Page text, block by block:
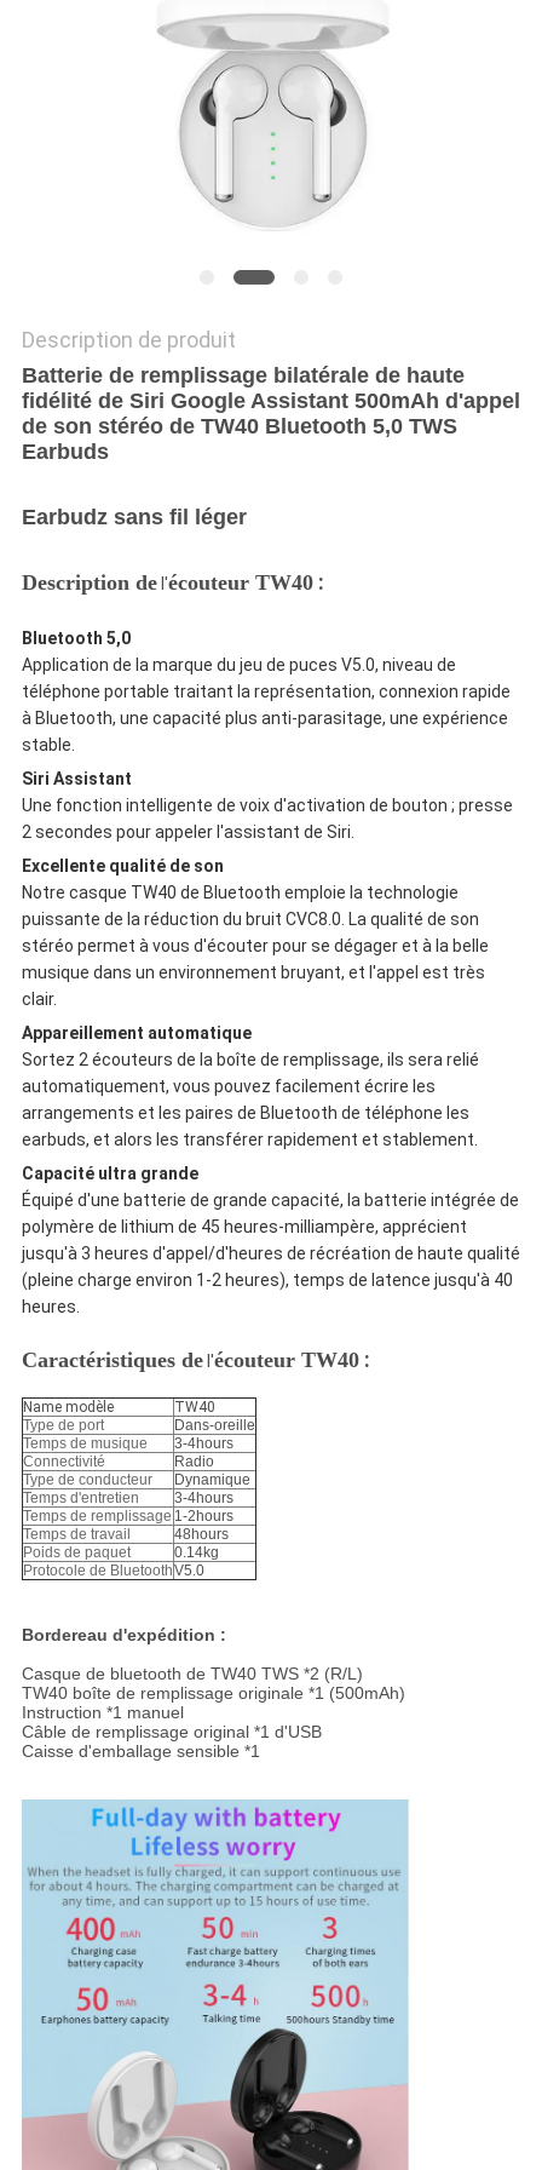
Description de produit
Batterie de remplissage bilatérale de haute
fidélité de Siri Google Assistant 500mAh d'appel
de son stéréo de TW40 Bluetooth 5,0 TWS
Earbuds
Earbudz sans fil léger
Description del'écouteur TW40:
Bluetooth 5,0
Application de la marque du jeu de puces V5.0, niveau de
téléphone portable traitant la représentation, connexion rapide
à Bluetooth, une capacité plus anti-parasitage, une expérience
stable.
Siri Assistant
Une fonction intelligente de voix d'activation de bouton ; presse
2 secondes pour appeler l'assistant de Siri.
Excellente qualité de son
Notre casque TW40 de Bluetooth emploie la technologie
puissante de la réduction du bruit CVC8.0. La qualité de son
stéréo permet à vous d'écouter pour se dégager et à la belle
musique dans un environnement bruyant, et l'appel est très
clair.
Appareillement automatique
Sortez 2 écouteurs de la boîte de remplissage, ils sera relié
automatiquement, vous pouvez facilement écrire les
arrangements et les paires de Bluetooth de téléphone les
earbuds, et alors les transférer rapidement et stablement.
Capacité ultra grande
Équipé d'une batterie de grande capacité, la batterie intégrée de
polymère de lithium de 45 heures-milliampère, apprécient
jusqu'à 3 heures d'appel/d'heures de récréation de haute qualité
(pleine charge environ 1-2 heures), temps de latence jusqu'à 40
heures.
Caractéristiques del'écouteur TW40:
Name modèle
TW40
Type de port
Dans-oreille
Temps de musique
3-4hours
Connectivité
Radio
Type de conducteur
Dynamique
Temps d'entretien
3-4hours
Temps de remplissage 1-2hours
Temps de travail
48hours
Poids de paquet
0.14kg
Protocole de BluetoothV5.0
Bordereau d'expédition :
Casque de bluetooth de TW40 TWS *2 (R/L)
TW40 boîte de remplissage originale *1 (500mAh)
Instruction *1 manuel
Câble de remplissage original *1 d'USB
Caisse d'emballage sensible *1